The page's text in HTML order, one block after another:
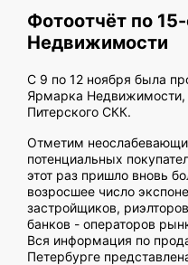
Фотоотчёт по
Недвижимости
С 9 по 12 ноября была
Ярмарка Недвижимости,
Питерского СКК.
Отметим
потенциальных
этот раз пришло вновь
возросшее число
застройщиков,
банков - операторов
Вся информация по
Петербурге